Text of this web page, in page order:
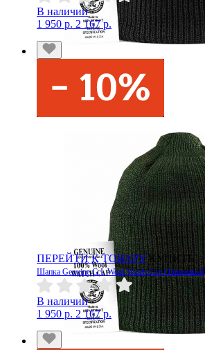
В наличии
1 950 р. 2 167 р.
ПЕРЕЙТИ К ТОВАРУ КУПИТЬ
Шапка Genuine G.I. Wool Watch Cap Оливковый
В наличии
1 950 р. 2 167 р.